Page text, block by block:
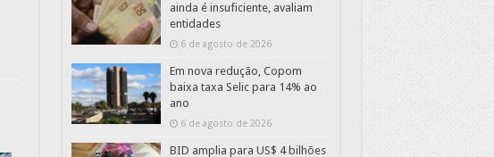
ainda é insuficiente, avaliam
entidades
6 de agosto de 2026
Em nova redução, Copom
baixa taxa Selic para 14% ao
ano
6 de agosto de 2026
BID amplia para US$ 4 bilhões